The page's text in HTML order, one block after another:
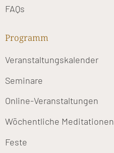
FAQs
Programm
Veranstaltungskalender
Seminare
Online-Veranstaltungen
Wöchentliche Meditationen
Feste